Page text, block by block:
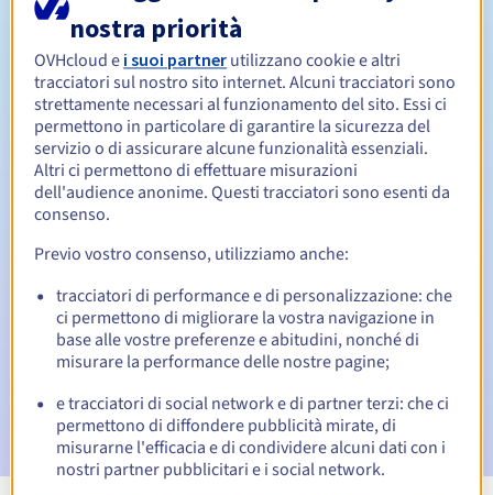
Periodo di rinnovo
Redemption period
Notifiche automatiche:
Email di notifica:60, 30, 15, 7 e 3 giorni prima della
Email il giorno della scadenzaper notificare la
sospensione del nome di dominio
Email dopo il Redemption Grace Period
per notificare la
cancellazione del nome di dominio
nostra priorità
OVHcloud e i suoi partner utilizzano cookie e altri
tracciatori sul nostro sito internet. Alcuni tracciatori sono
strettamente necessari al funzionamento del sito. Essi ci
permettono in particolare di garantire la sicurezza del
servizio o di assicurare alcune funzionalità essenziali.
Altri ci permettono di effettuare misurazioni
dell'audience anonime. Questi tracciatori sono esenti da
consenso.
Previo vostro consenso, utilizziamo anche:
tracciatori di performance e di personalizzazione: che
ci permettono di migliorare la vostra navigazione in
base alle vostre preferenze e abitudini, nonché di
misurare la performance delle nostre pagine;
e tracciatori di social network e di partner terzi: che ci
permettono di diffondere pubblicità mirate, di
misurarne l'efficacia e di condividere alcuni dati con i
nostri partner pubblicitari e i social network.